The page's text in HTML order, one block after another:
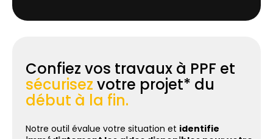
Confiez vos travaux à PPF et
sécurisez votre projet* du
début à la fin.
Notre outil évalue votre situation et identifie